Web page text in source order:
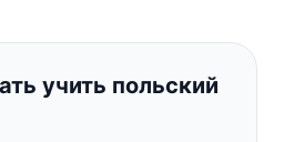
учить польский